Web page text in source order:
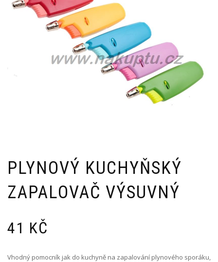
PLYNOVÝ KUCHYŇSKÝ
ZAPALOVAČ VÝSUVNÝ
41 KČ
Vhodný pomocník jak do kuchyně na zapalování plynového sporáku,